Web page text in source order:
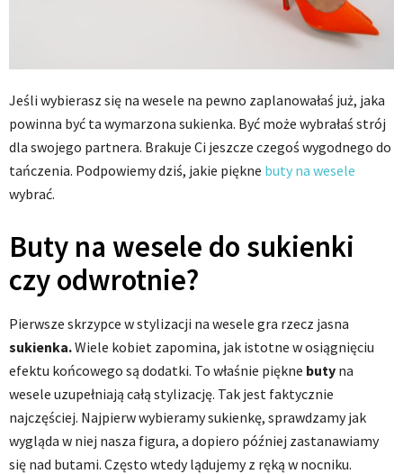
Jeśli wybierasz się na wesele na pewno zaplanowałaś już, jaka
powinna być ta wymarzona sukienka. Być może wybrałaś strój
dla swojego partnera. Brakuje Ci jeszcze czegoś wygodnego do
tańczenia. Podpowiemy dziś, jakie piękne buty na wesele
wybrać.
Buty na wesele do sukienki
czy odwrotnie?
Pierwsze skrzypce w stylizacji na wesele gra rzecz jasna
sukienka.Wiele kobiet zapomina, jak istotne w osiągnięciu
efektu końcowego są dodatki. To właśnie piękne buty na
wesele uzupełniają całą stylizację. Tak jest faktycznie
najczęściej. Najpierw wybieramy sukienkę, sprawdzamy jak
wygląda w niej nasza figura, a dopiero później zastanawiamy
się nad butami. Często wtedy lądujemy z ręką w nocniku.